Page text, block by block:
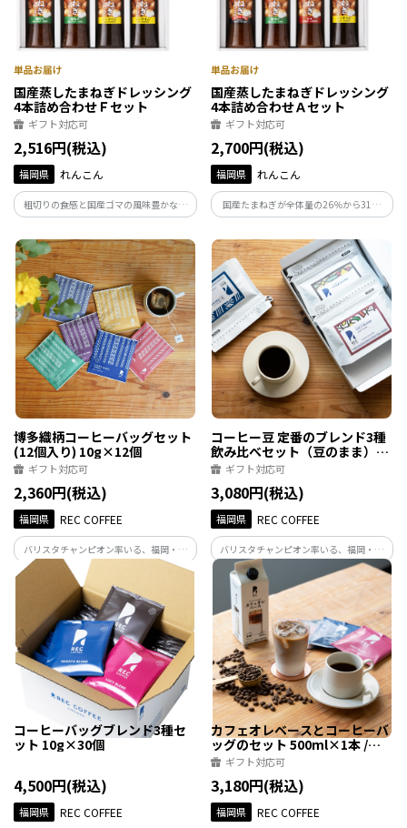
国産蒸したまねぎドレッシング
4本詰め合わせＦセット
ギフト対応可
2,516円(税込)
福岡県 れんこん
粗切りの食感と国産ゴマの風味豊かな爽
やかな味とノンオイルは国産蒸したまね
ぎと国産にんにくをたっぷり使ってノン
オイルで仕上げ他カロリー控えめな調味
料。カロリーを抑えたい方、ダイエット
中の方にお勧めです。
国産蒸したまねぎドレッシング
4本詰め合わせＡセット
ギフト対応可
2,700円(税込)
福岡県 れんこん
国産たまねぎが全体量の26％から31％
と、希少な国産ゴマ使用の味様々な4本セ
ット。生野菜、温野菜のドレッシングと
して、しめ鯖・カルパッチョ・ポテトコ
ロッケ・餃子や肉料理にお召し上がりく
ださい。
博多織柄コーヒーバッグセット
(12個入り) 10g×12個
ギフト対応可
2,360円(税込)
福岡県 REC COFFEE
バリスタチャンピオン率いる、福岡・博
多発のスペシャルティコーヒー専門店。
難しい技術も抽出器具も必要ありませ
ん！お湯さえあればどこでも本格的なコ
ーヒーが味わえます。
コーヒー豆 定番のブレンド3種
飲み比べセット（豆のまま）
100g×3
ギフト対応可
3,080円(税込)
福岡県 REC COFFEE
バリスタチャンピオン率いる、福岡・博
多発のスペシャルティコーヒー専門店。
焙煎違いでお楽しみいただける人気な定
番ブレンド3種類です。
コーヒーバッグブレンド3種セ
ット 10g×30個
4,500円(税込)
福岡県 REC COFFEE
カフェオレベースとコーヒーバ
ッグのセット 500ml×1本 /
10g×8個
ギフト対応可
3,180円(税込)
福岡県 REC COFFEE